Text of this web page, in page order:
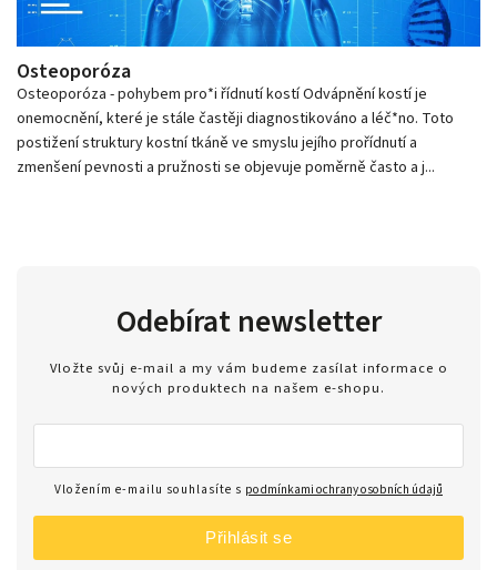
Osteoporóza
Osteoporóza - pohybem pro*i řídnutí kostí Odvápnění kostí je
onemocnění, které je stále častěji diagnostikováno a léč*no. Toto
postižení struktury kostní tkáně ve smyslu jejího prořídnutí a
zmenšení pevnosti a pružnosti se objevuje poměrně často a j...
Odebírat newsletter
Vložte svůj e-mail a my vám budeme zasílat informace o
nových produktech na našem e-shopu.
Vložením e-mailu souhlasíte s podmínkami ochrany osobních údajů
Přihlásit se